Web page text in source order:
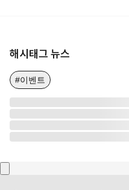
해시태그 뉴스
#이벤트